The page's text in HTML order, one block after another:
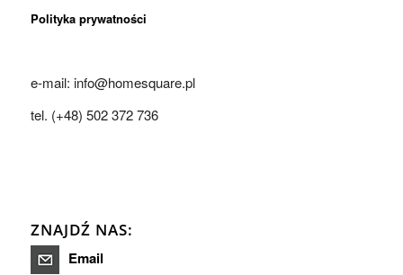
Polityka prywatności
e-mail: info@homesquare.pl
tel. (+48) 502 372 736
ZNAJDŹ NAS:
Email